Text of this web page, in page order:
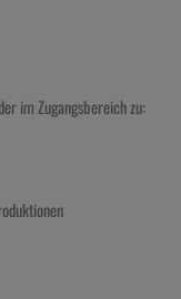
im Zugangsbereich zu: